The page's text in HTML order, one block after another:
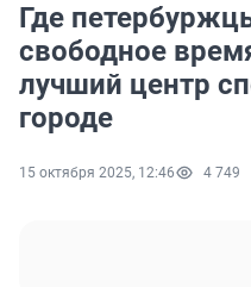
Где
свободное
лучший центр
городе
15 октября 2025, 12:46 4 749